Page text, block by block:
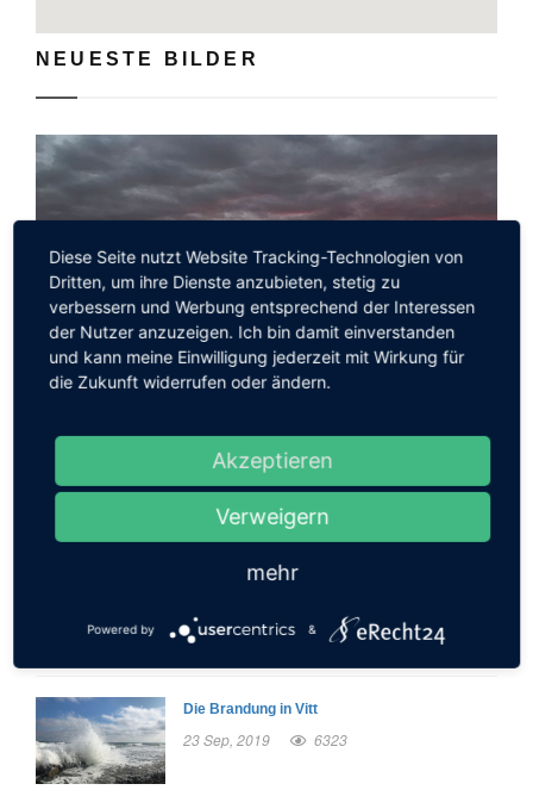
NEUESTE BILDER
MEISTGELESEN
Libelle auf Blütenstiel
Die Brandung in Vitt
23 Sep, 2019 6323
Diese Seite nutzt Website Tracking-Technologien von
Dritten, um ihre Dienste anzubieten, stetig zu
verbessern und Werbung entsprechend der Interessen
der Nutzer anzuzeigen. Ich bin damit einverstanden
und kann meine Einwilligung jederzeit mit Wirkung für
die Zukunft widerrufen oder ändern.
Akzeptieren
Verweigern
mehr
Powered by &